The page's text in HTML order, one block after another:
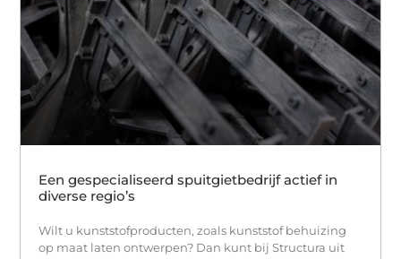
Een gespecialiseerd spuitgietbedrijf actief in
diverse regio’s
Wilt u kunststofproducten, zoals kunststof behuizing
op maat laten ontwerpen? Dan kunt bij Structura uit